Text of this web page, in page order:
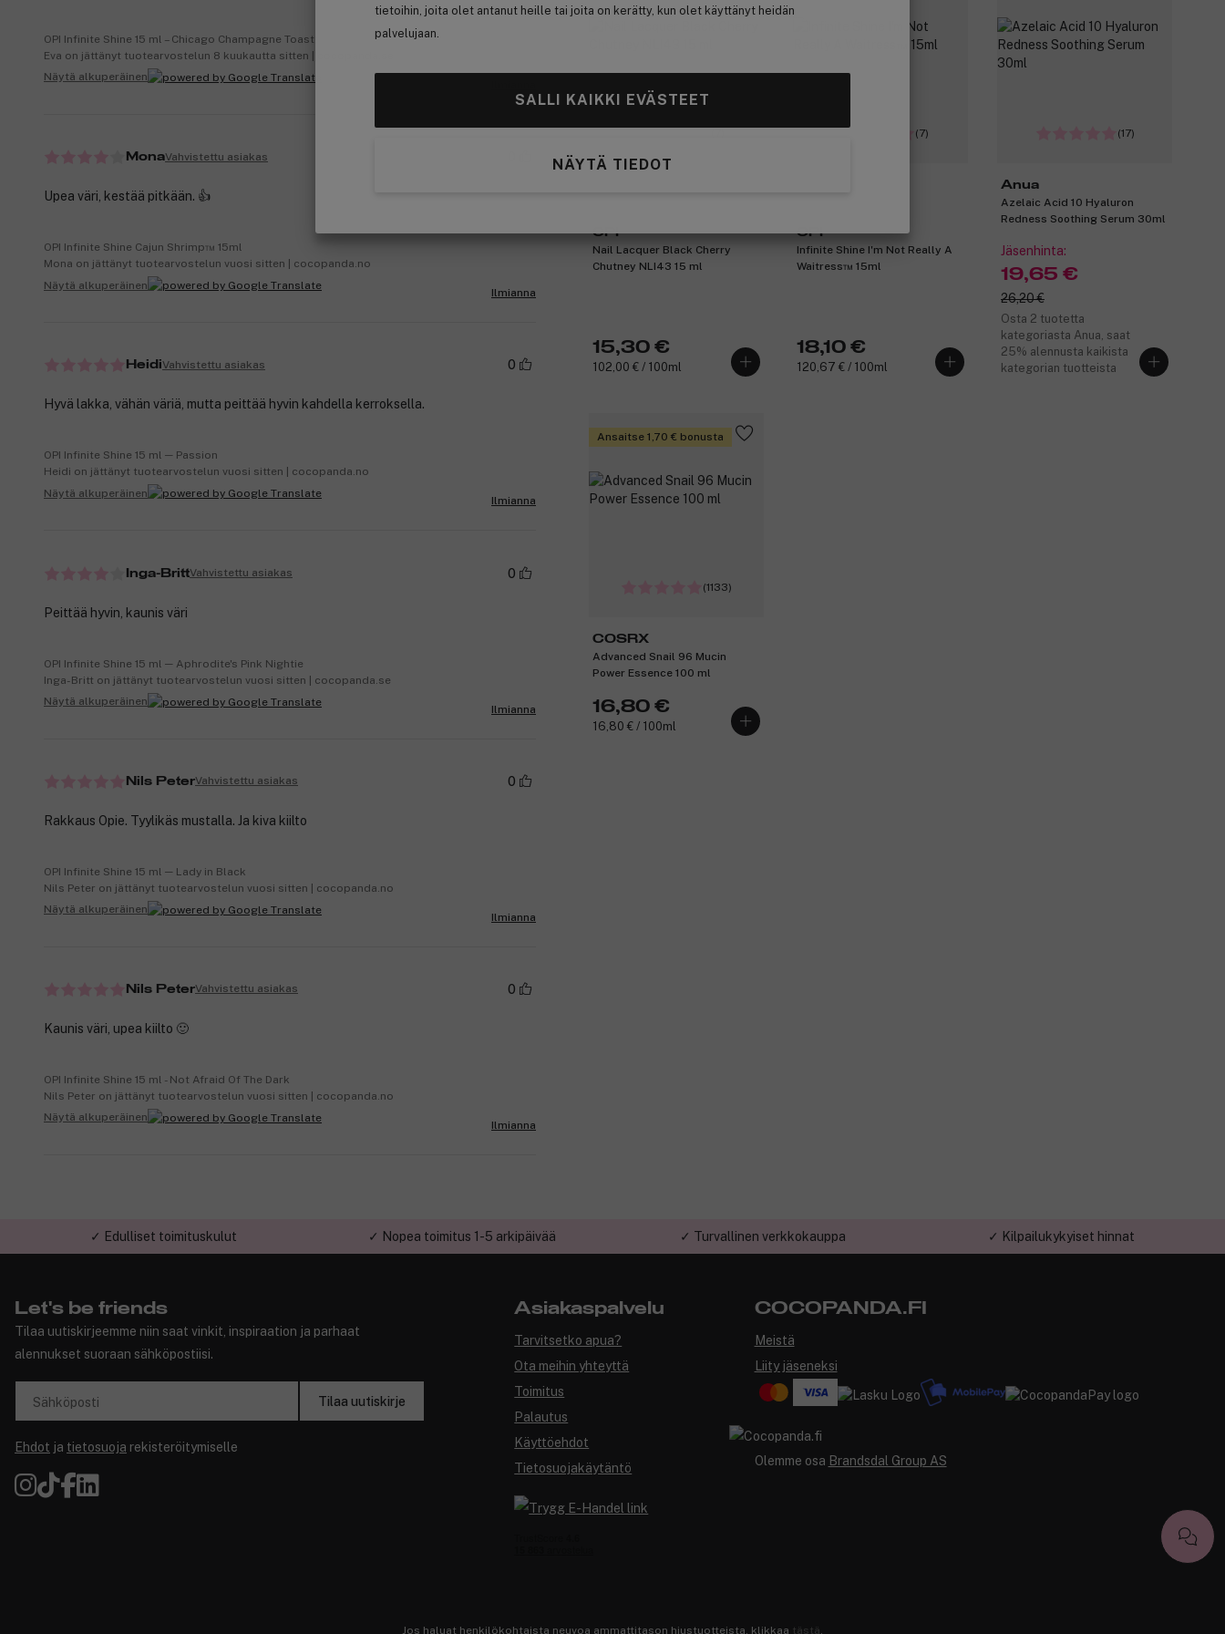
tietoihin, joita olet antanut heille tai joita on kerätty, kun olet käyttänyt heidän
palvelujaan.
SALLI KAIKKI EVÄSTEET
NÄYTÄ TIEDOT
OPI
Nail Lacquer Black Cherry
Chutney NLI43 15 ml
15,30 €
102,00 € / 100ml
(7)
OPI
Infinite Shine I'm Not Really A
Waitress™ 15ml
18,10 €
120,67 € / 100ml
(17)
Anua
Azelaic Acid 10 Hyaluron
Redness Soothing Serum 30ml
Jäsenhinta:
19,65 €
26,20 €
Osta 2 tuotetta
kategoriasta Anua, saat
25% alennusta kaikista
kategorian tuotteista
Ansaitse 1,70 € bonusta
(1133)
COSRX
Advanced Snail 96 Mucin
Power Essence 100 ml
16,80 €
16,80 € / 100ml
OPI Infinite Shine 15 ml – Chicago Champagne Toast
Eva on jättänyt tuotearvostelun 8 kuukautta sitten | cocopanda.se
Näytä alkuperäinen
MonaVahvistettu asiakas
Upea väri, kestää pitkään. 👍
OPI Infinite Shine Cajun Shrimp™ 15ml
Mona on jättänyt tuotearvostelun vuosi sitten | cocopanda.no
Näytä alkuperäinen
Ilmianna
HeidiVahvistettu asiakas 0
Hyvä lakka, vähän väriä, mutta peittää hyvin kahdella kerroksella.
OPI Infinite Shine 15 ml ─ Passion
Heidi on jättänyt tuotearvostelun vuosi sitten | cocopanda.no
Näytä alkuperäinen
Ilmianna
Inga-BrittVahvistettu asiakas 0
Peittää hyvin, kaunis väri
OPI Infinite Shine 15 ml ─ Aphrodite's Pink Nightie
Inga-Britt on jättänyt tuotearvostelun vuosi sitten | cocopanda.se
Näytä alkuperäinen
Ilmianna
Nils PeterVahvistettu asiakas 0
Rakkaus Opie. Tyylikäs mustalla. Ja kiva kiilto
OPI Infinite Shine 15 ml ─ Lady in Black
Nils Peter on jättänyt tuotearvostelun vuosi sitten | cocopanda.no
Näytä alkuperäinen
Ilmianna
Nils PeterVahvistettu asiakas 0
Kaunis väri, upea kiilto 🙂
OPI Infinite Shine 15 ml - Not Afraid Of The Dark
Nils Peter on jättänyt tuotearvostelun vuosi sitten | cocopanda.no
Näytä alkuperäinen
Ilmianna
✓ Edulliset toimituskulut ✓ Nopea toimitus 1-5 arkipäivää ✓ Turvallinen verkkokauppa ✓ Kilpailukykyiset hinnat
Let's be friends
Tilaa uutiskirjeemme niin saat vinkit, inspiraation ja parhaat
alennukset suoraan sähköpostiisi.
Sähköposti Tilaa uutiskirje
Ehdot ja tietosuoja rekisteröitymiselle
Asiakaspalvelu
Tarvitsetko apua?
Ota meihin yhteyttä
Toimitus
Palautus
Käyttöehdot
Tietosuojakäytäntö
COCOPANDA.FI
Meistä
Liity jäseneksi
Olemme osa Brandsdal Group AS
Jos haluat henkilökohtaista neuvoa ammattitason hiustuotteista, klikkaa tästä.